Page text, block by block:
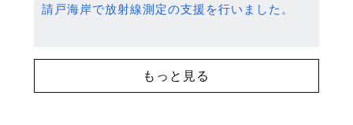
請戸海岸で放射線測定の支援を行いました。
もっと見る